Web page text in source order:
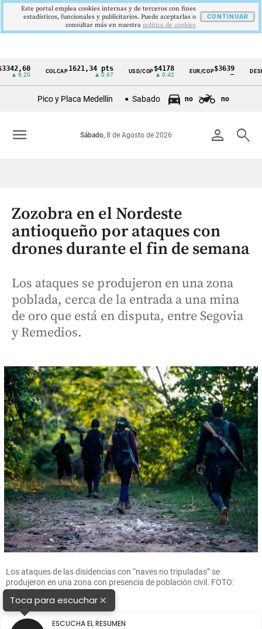
Cintillo
Colombia
COLCAP1621,34 pts USD/COP$4178
▲ 0.42
EUR/COP$3639
—
Pico y Placa Medellín Sabado no no
person search
Sábado, 8 de Agosto de 2026
menu
Zozobra en el Nordeste
antioqueño por ataques con
drones durante el fin de semana
Los ataques se produjeron en una zona
poblada, cerca de la entrada a una mina
de oro que está en disputa, entre Segovia
y Remedios.
Los ataques de las disidencias con “naves no tripuladas” se
produjeron en una zona con presencia de población civil. FOTO:
ARCHIVO
Toca para escuchar×
ESCUCHA EL RESUMEN
Este portal emplea cookies internas y de terceros con fines
estadísticos, funcionales y publicitarios. Puede aceptarlas o
consultar más en nuestra politica de cookies
CONTINUAR